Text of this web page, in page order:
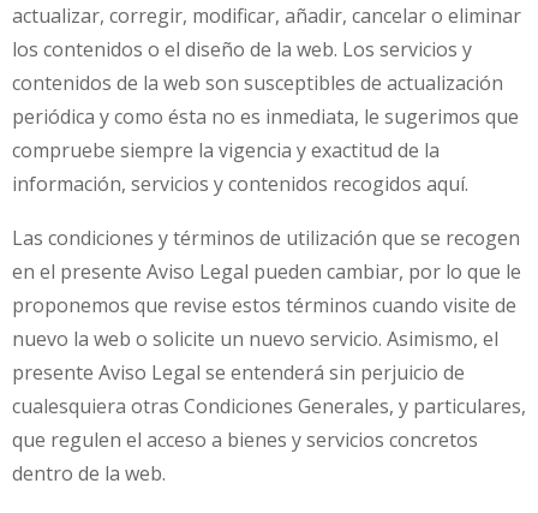
actualizar, corregir, modificar, añadir, cancelar o eliminar
los contenidos o el diseño de la web. Los servicios y
contenidos de la web son susceptibles de actualización
periódica y como ésta no es inmediata, le sugerimos que
compruebe siempre la vigencia y exactitud de la
información, servicios y contenidos recogidos aquí.
Las condiciones y términos de utilización que se recogen
en el presente Aviso Legal pueden cambiar, por lo que le
proponemos que revise estos términos cuando visite de
nuevo la web o solicite un nuevo servicio. Asimismo, el
presente Aviso Legal se entenderá sin perjuicio de
cualesquiera otras Condiciones Generales, y particulares,
que regulen el acceso a bienes y servicios concretos
dentro de la web.